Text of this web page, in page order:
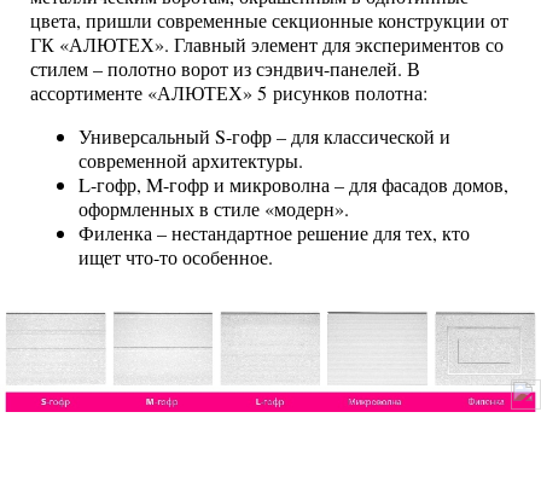
цвета, пришли современные секционные конструкции от
ГК «АЛЮТЕХ». Главный элемент для экспериментов со
стилем – полотно ворот из сэндвич-панелей. В
ассортименте «АЛЮТЕХ» 5 рисунков полотна:
Универсальный S-гофр – для классической и
современной архитектуры.
L-гофр, M-гофр и микроволна – для фасадов домов,
оформленных в стиле «модерн».
Филенка – нестандартное решение для тех, кто
ищет что-то особенное.